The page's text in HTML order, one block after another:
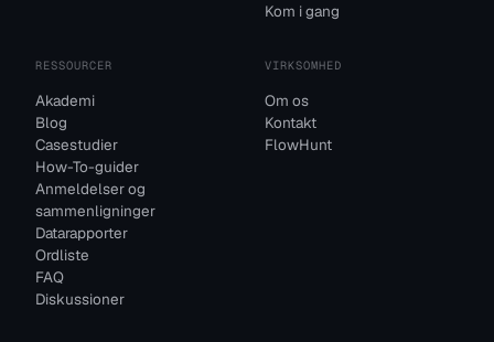
Kom i gang
RESSOURCER
Akademi
Blog
Casestudier
How-To-guider
Anmeldelser og
sammenligninger
Datarapporter
Ordliste
FAQ
Diskussioner
VIRKSOMHED
Om os
Kontakt
FlowHunt